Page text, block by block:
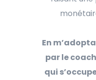
En
par le
qui